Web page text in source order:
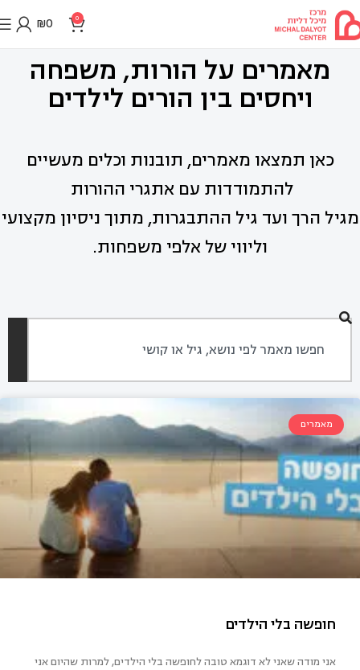
0
₪0
מאמרים על הורות, משפחה
ויחסים בין הורים לילדים
כאן תמצאו מאמרים, תובנות וכלים מעשיים
להתמודדות עם אתגרי ההורות
מגיל הרך ועד גיל ההתבגרות, מתוך ניסיון מקצועי
וליווי של אלפי משפחות.
מאמרים
אני מודה שאני לא דוגמא טובה לחופשה בלי הילדים, למרות שהיום אני